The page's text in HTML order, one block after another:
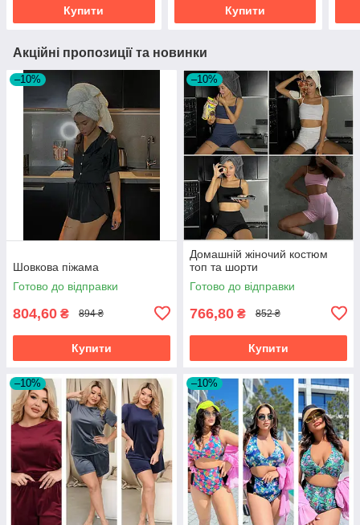
Купити Купити
Акційні пропозиції та новинки
–10%
Шовкова піжама
Готово до відправки
804,60 ₴ 894 ₴
Купити
–10%
Домашній жіночий костюм
топ та шорти
Готово до відправки
766,80 ₴ 852 ₴
Купити
–10% –10%